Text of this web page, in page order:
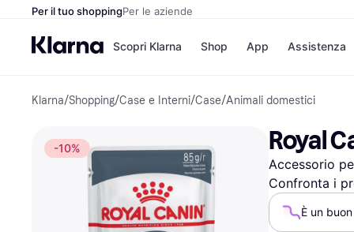
Per il tuo shoppingPer le aziende
Scopri Klarna
Opzioni di
Paga ora
Paga in 3 rate
Paga dopo 30 giorni
Finanziamento
Shop
Negozi
Unieuro
Media
eBay
Zalando
App Assistenza
Klarna/Shopping/Case e Interni/Case/Animali domestici
-10% Royal
Accessorio
Confronta i
È un